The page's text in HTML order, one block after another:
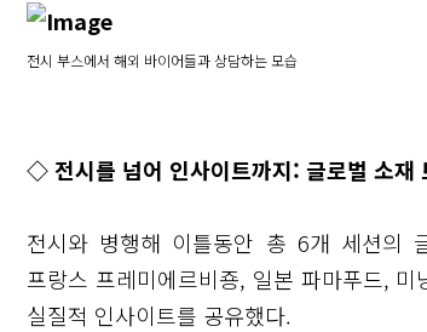
전시 부스에서 해외 바이어들과 상담하는 모습
◇ 전시를 넘어 인사이트까지: 글로벌 소재
전시와 병행해 이틀동안 총 6개 세션의
프랑스 프레미에르비죵, 일본 파마푸드,
실질적 인사이트를 공유했다.